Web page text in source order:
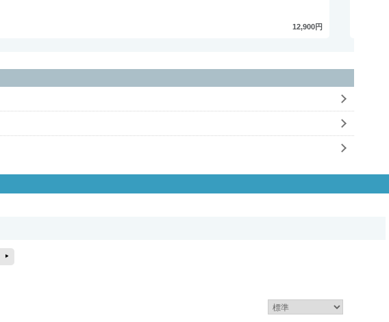
12,900円